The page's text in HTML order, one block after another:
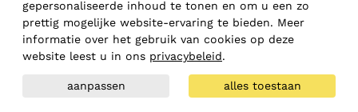
gepersonaliseerde inhoud te tonen en om u een zo
prettig mogelijke website-ervaring te bieden. Meer
informatie over het gebruik van cookies op deze
website leest u in ons privacybeleid.
aanpassen alles toestaan